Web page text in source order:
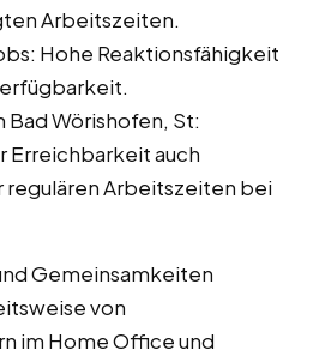
Arbeitszeiten.
Hohe Reaktionsfähigkeit
Wörishofen, St:
Erreichbarkeit auch
regulären Arbeitszeiten bei
Gemeinsamkeiten
von
im Home Office und